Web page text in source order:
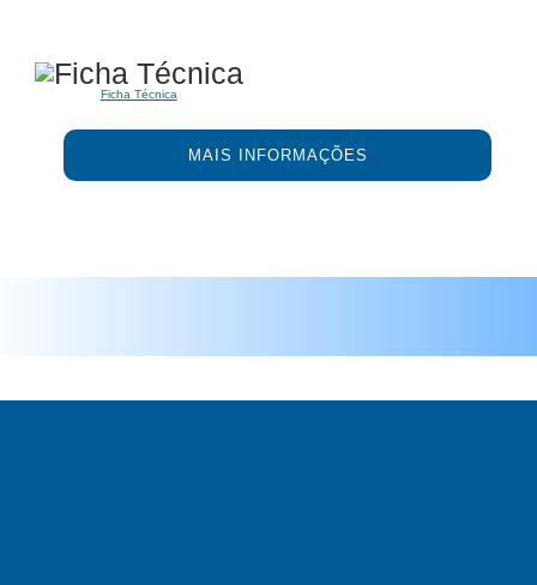
Ficha Técnica
MAIS INFORMAÇÕES